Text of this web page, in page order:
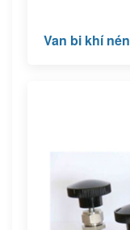
Van bi khí nén